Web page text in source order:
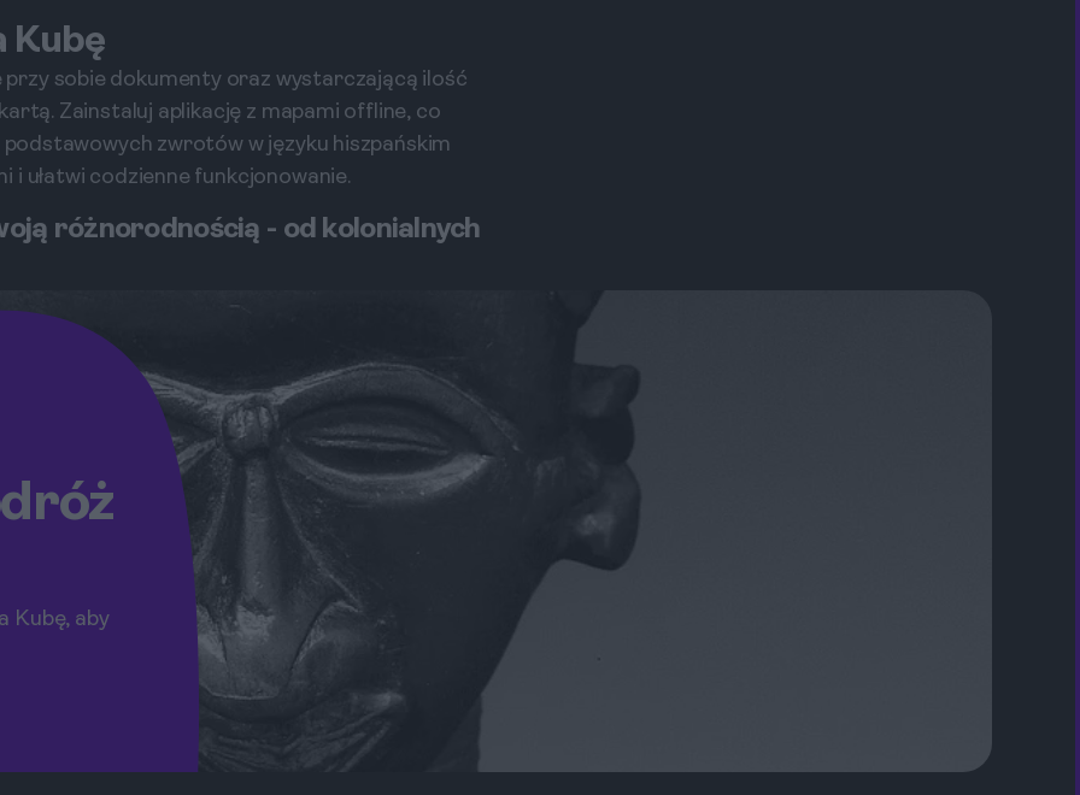
Kubę
sobie dokumenty oraz wystarczającą ilość
Zainstaluj aplikację z mapami offline, co
zwrotów w języku hiszpańskim
i ułatwi codzienne funkcjonowanie.
różnorodnością - od kolonialnych
Kubę, aby